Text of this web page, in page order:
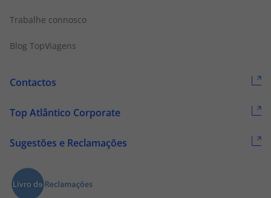
Trabalhe connosco
Blog TopViagens
Contactos
Top Atlântico Corporate
Sugestões e Reclamações